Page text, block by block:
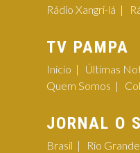
Rádio Xangri-lá
TV PAMPA
Início Últimas
Quem Somos
JORNAL O
Brasil Rio